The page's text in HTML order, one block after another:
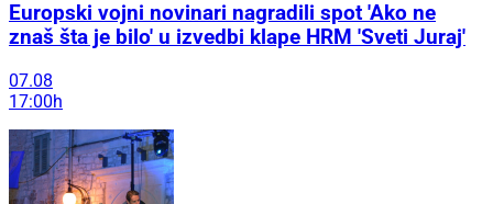
Europski vojni novinari nagradili spot 'Ako ne
znaš šta je bilo' u izvedbi klape HRM 'Sveti Juraj'
07.08
17:00h